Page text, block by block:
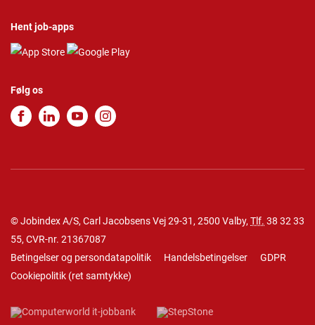
Hent job-apps
Følg os
© Jobindex A/S, Carl Jacobsens Vej 29-31, 2500 Valby, Tlf. 38 32 33
55, CVR-nr. 21367087
Betingelser og persondatapolitik
Handelsbetingelser
GDPR
Cookiepolitik (ret samtykke)